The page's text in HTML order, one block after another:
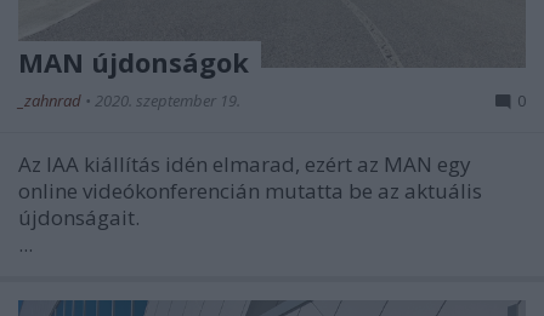
MAN újdonságok
_zahnrad • 2020. szeptember 19. 0
Az IAA kiállítás idén elmarad, ezért az MAN egy
online videókonferencián mutatta be az aktuális
újdonságait.
...